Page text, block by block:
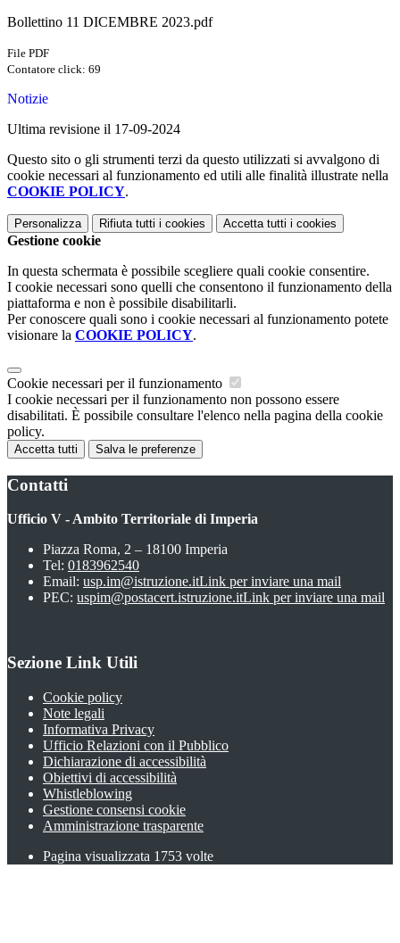
Bollettino 11 DICEMBRE 2023.pdf
File PDF
Contatore click: 69
Notizie
Ultima revisione il 17-09-2024
Questo sito o gli strumenti terzi da questo utilizzati si avvalgono di
cookie necessari al funzionamento ed utili alle finalità illustrate nella
COOKIE POLICY.
Personalizza Rifiuta tutti i cookies Accetta tutti i cookies
Gestione cookie
In questa schermata è possibile scegliere quali cookie consentire.
I cookie necessari sono quelli che consentono il funzionamento della
piattaforma e non è possibile disabilitarli.
Per conoscere quali sono i cookie necessari al funzionamento potete
visionare la COOKIE POLICY.
Cookie necessari per il funzionamento
I cookie necessari per il funzionamento non possono essere
disabilitati. È possibile consultare l'elenco nella pagina della cookie
policy.
Accetta tutti Salva le preferenze
Contatti
Ufficio V - Ambito Territoriale di Imperia
Piazza Roma, 2 – 18100 Imperia
Tel: 0183962540
Email: usp.im@istruzione.itLink per inviare una mail
PEC: uspim@postacert.istruzione.itLink per inviare una mail
Sezione Link Utili
Cookie policy
Note legali
Informativa Privacy
Ufficio Relazioni con il Pubblico
Dichiarazione di accessibilità
Obiettivi di accessibilità
Whistleblowing
Gestione consensi cookie
Amministrazione trasparente
Pagina visualizzata 1753 volte